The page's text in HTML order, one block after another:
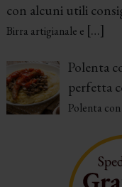
con alcuni utili
Birra artigianale e […]
Polenta
perfetta
Polenta con